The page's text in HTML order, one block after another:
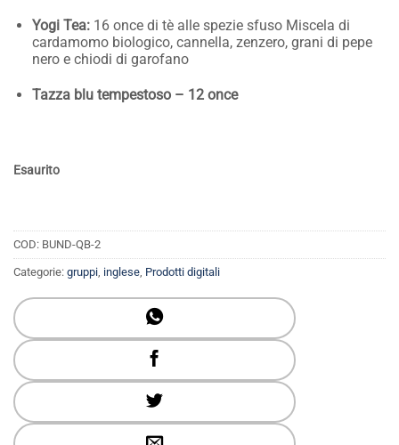
Yogi Tea: 16 once di tè alle spezie sfuso Miscela di
cardamomo biologico, cannella, zenzero, grani di pepe
nero e chiodi di garofano
Tazza blu tempestoso – 12 once
Esaurito
COD: BUND-QB-2
Categorie: gruppi inglese Prodotti digitali